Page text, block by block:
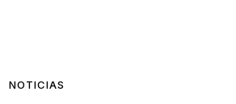
NOTICIAS